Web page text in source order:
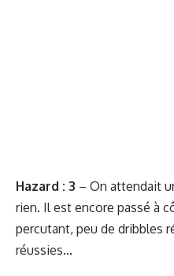
Hazard : 3 – On attendait
rien. Il est encore passé à
percutant, peu de dribbles
réussies...